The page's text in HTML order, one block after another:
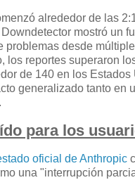
alrededor de las
mostró un
problemas desde
los reportes superaron
de 140 en los Estados
generalizado tanto en
para los
oficial de Anthropic
una "interrupción